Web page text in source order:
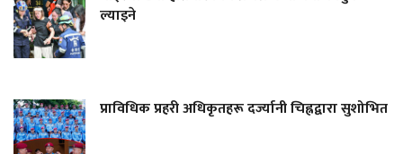
ल्याइने
प्राविधिक प्रहरी अधिकृतहरू दर्ज्यानी चिह्नद्वारा सुशोभित